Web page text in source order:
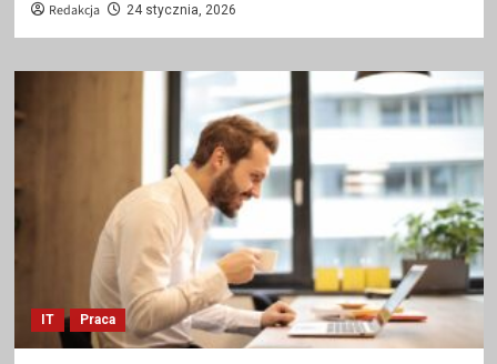
Redakcja 24 stycznia, 2026
IT Praca